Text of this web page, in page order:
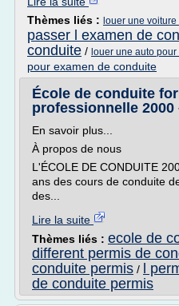
Thèmes liés : louer une
passer l examen de
conduite / louer une auto
pour examen de conduite
École de conduite
professionnelle 2000
En savoir plus...
À propos de nous
L'ÉCOLE DE CONDUITE
ans des cours de conduite
des...
Lire la suite
Thèmes liés : ecole de
different permis de
conduite permis / l
de conduite permis